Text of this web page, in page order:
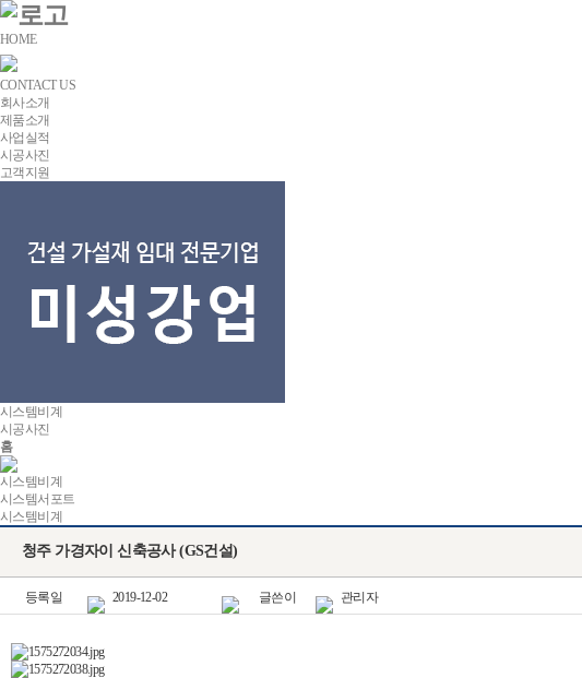
HOME
CONTACT US
회사소개
제품소개
사업실적
시공사진
고객지원
시스템비계
시공사진
홈
시스템비계
시스템서포트
시스템비계
청주 가경자이 신축공사 (GS건설)
등록일 2019-12-02 글쓴이 관리자